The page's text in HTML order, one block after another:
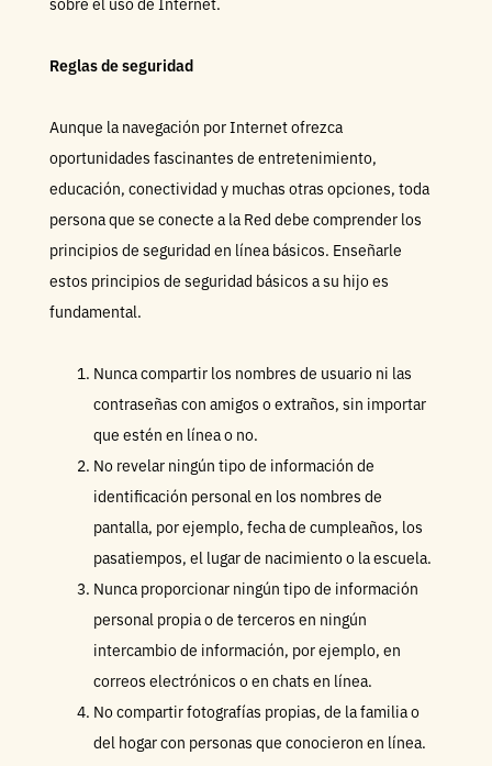
Reglas de seguridad
Aunque la navegación por Internet ofrezca
oportunidades fascinantes de entretenimiento,
educación, conectividad y muchas otras opciones, toda
persona que se conecte a la Red debe comprender los
principios de seguridad en línea básicos. Enseñarle
estos principios de seguridad básicos a su hijo es
fundamental.
Nunca compartir los nombres de usuario ni las
contraseñas con amigos o extraños, sin importar
que estén en línea o no.
No revelar ningún tipo de información de
identificación personal en los nombres de
pantalla, por ejemplo, fecha de cumpleaños, los
pasatiempos, el lugar de nacimiento o la escuela.
Nunca proporcionar ningún tipo de información
personal propia o de terceros en ningún
intercambio de información, por ejemplo, en
correos electrónicos o en chats en línea.
No compartir fotografías propias, de la familia o
del hogar con personas que conocieron en línea.